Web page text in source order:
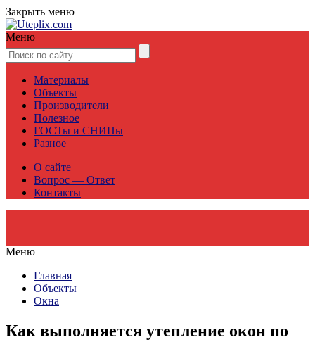
Закрыть меню
Меню
Материалы
Объекты
Производители
Полезное
ГОСТы и СНИПы
Разное
О сайте
Вопрос — Ответ
Контакты
Меню
Главная
Объекты
Окна
Как выполняется утепление окон по